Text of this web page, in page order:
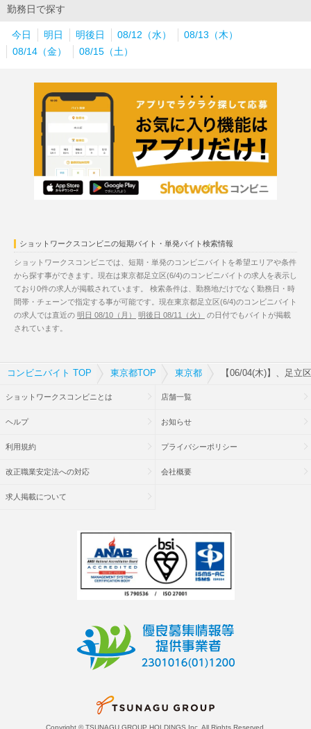
勤務日で探す
今日 明日 明後日 08/12（水）
08/13（木）
08/14（金）
08/15（土）
ショットワークスコンビニの短期バイト・単発バイト検索情報
ショットワークスコンビニでは、短期・単発のコンビニバイトを希望エリアや条件
から探す事ができます。現在は東京都足立区(6/4)のコンビニバイトの求人を表示し
ており0件の求人が掲載されています。 検索条件は、勤務地だけでなく勤務日・時
間帯・チェーンで指定する事が可能です。現在東京都足立区(6/4)のコンビニバイト
の求人では直近の 明日 08/10（月） 明後日 08/11（火）
の日付でもバイトが掲載
されています。
コンビニバイト TOP 東京都TOP 東京都 【06/04(木)】、足立
ショットワークスコンビニとは 店舗一覧
ヘルプ お知らせ
利用規約 プライバシーポリシー
改正職業安定法への対応 会社概要
求人掲載について
Copyright © TSUNAGU GROUP HOLDINGS Inc. All Rights Reserved.